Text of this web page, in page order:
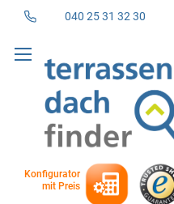
040 25 31 32 30
zum
Konfigurator
mit Preis